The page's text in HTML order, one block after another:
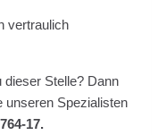
vertraulich
dieser Stelle? Dann
unseren Spezialisten
17.